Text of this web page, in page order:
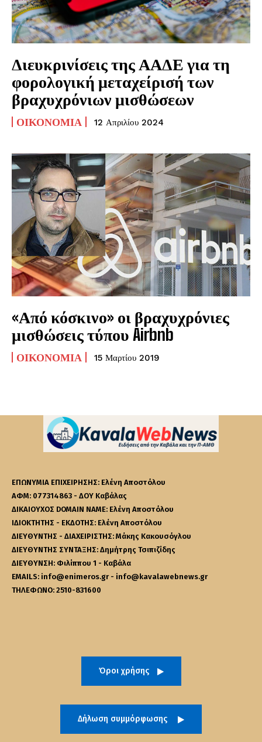
Διευκρινίσεις της ΑΑΔΕ για τη
φορολογική μεταχείρισή των
βραχυχρόνιων μισθώσεων
ΟΙΚΟΝΟΜΊΑ 12 Απριλίου 2024
«Από κόσκινο» οι βραχυχρόνιες
μισθώσεις τύπου Airbnb
ΟΙΚΟΝΟΜΊΑ 15 Μαρτίου 2019
ΕΠΩΝΥΜΙΑ ΕΠΙΧΕΙΡΗΣΗΣ: Ελένη Αποστόλου
ΑΦΜ: 077314863 - ΔΟΥ Καβάλας
ΔΙΚΑΙΟΥΧΟΣ DOMAIN NAME: Ελένη Αποστόλου
ΙΔΙΟΚΤΗΤΗΣ - ΕΚΔΟΤΗΣ: Ελένη Αποστόλου
ΔΙΕΥΘΥΝΤΗΣ - ΔΙΑΧΕΙΡΙΣΤΗΣ: Μάκης Κακουσόγλου
ΔΙΕΥΘΥΝΤΗΣ ΣΥΝΤΑΞΗΣ: Δημήτρης Τσιπιζίδης
ΔΙΕΥΘΥΝΣΗ: Φιλίππου 1 - Καβάλα
EMAILS: info@enimeros.gr - info@kavalawebnews.gr
ΤΗΛΕΦΩΝΟ: 2510-831600
Όροι χρήσης
Δήλωση συμμόρφωσης